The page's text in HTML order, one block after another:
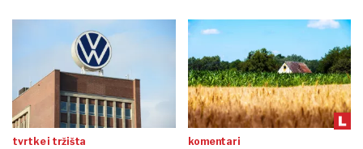
tvrtke i tržišta komentari